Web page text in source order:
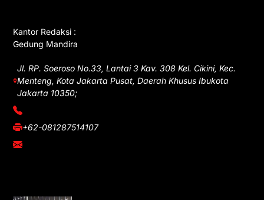
Kantor Redaksi :
Gedung Mandira
Jl. RP. Soeroso No.33, Lantai 3 Kav. 308 Kel. Cikini, Kec.
Menteng, Kota Jakarta Pusat, Daerah Khusus Ibukota
Jakarta 10350;
(021) 3908026
+62-081287514107
adm@iawnews.com